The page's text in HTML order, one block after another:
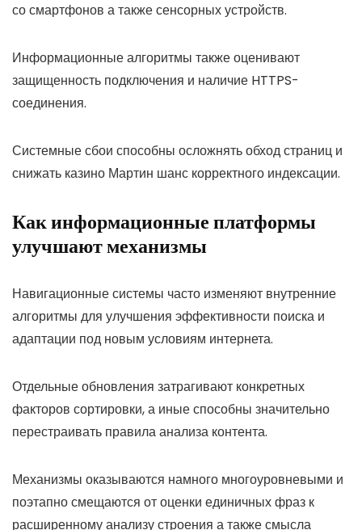
со смартфонов а также сенсорных устройств.
Информационные алгоритмы также оценивают
защищенность подключения и наличие HTTPS-
соединения.
Системные сбои способны осложнять обход страниц и
снижать казино Мартин шанс корректного индексации.
Как информационные платформы
улучшают механизмы
Навигационные системы часто изменяют внутренние
алгоритмы для улучшения эффективности поиска и
адаптации под новым условиям интернета.
Отдельные обновления затрагивают конкретных
факторов сортировки, а иные способны значительно
перестраивать правила анализа контента.
Механизмы оказываются намного многоуровневыми и
поэтапно смещаются от оценки единичных фраз к
расширенному анализу строения а также смысла